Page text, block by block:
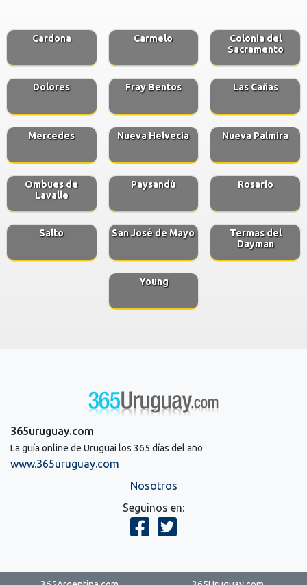
Cardona Carmelo
Colonia del
Sacramento
Dolores Fray Bentos Las Cañas
Mercedes Nueva Helvecia Nueva Palmira
Ombues de
Lavalle
Paysandú Rosario
Salto San José de Mayo
Termas del
Dayman
Young
365uruguay.com
La guía online de Uruguai los 365 días del año
www.365uruguay.com
Nosotros
Seguinos en: